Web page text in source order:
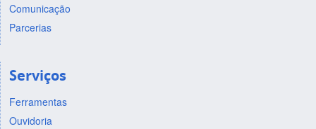
Comunicação
Parcerias
Serviços
Ferramentas
Ouvidoria